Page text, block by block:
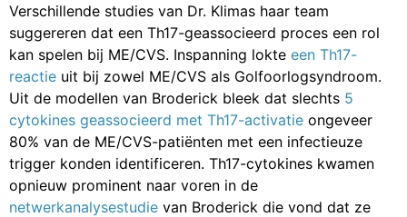
Verschillende studies van Dr. Klimas haar team
suggereren dat een Th17-geassocieerd proces een rol
kan spelen bij ME/CVS. Inspanning lokte een Th17-
reactie uit bij zowel ME/CVS als Golfoorlogsyndroom.
Uit de modellen van Broderick bleek dat slechts 5
cytokines geassocieerd met Th17-activatie ongeveer
80% van de ME/CVS-patiënten met een infectieuze
trigger konden identificeren. Th17-cytokines kwamen
opnieuw prominent naar voren in de
netwerkanalysestudie van Broderick die vond dat ze